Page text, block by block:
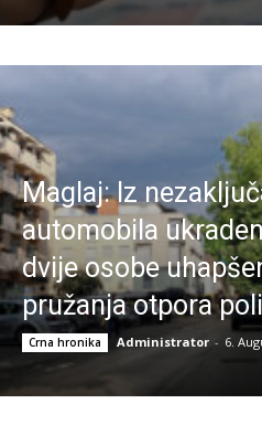
Maglaj: Iz
automobila
dvije osobe
pružanja otpora
Crna hronika Administrator - 6.